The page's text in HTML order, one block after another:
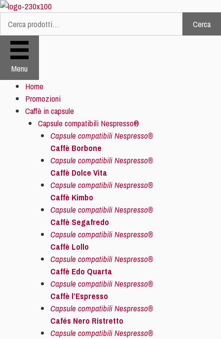
Vai
contenuto
Cerca: Cerca
Menu
Home
Promozioni
Caffè in capsule
Capsule compatibili Nespresso®
Capsule compatibili Nespresso®
Caffè Borbone
Capsule compatibili Nespresso®
Caffè Dolce Vita
Capsule compatibili Nespresso®
Caffè Kimbo
Capsule compatibili Nespresso®
Caffè Segafredo
Capsule compatibili Nespresso®
Caffè Lollo
Capsule compatibili Nespresso®
Caffè Edo Quarta
Capsule compatibili Nespresso®
Caffè l’Espresso
Capsule compatibili Nespresso®
Cafés Nero Ristretto
Capsule compatibili Nespresso®